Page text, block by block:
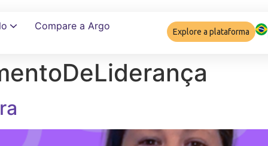
Compare a Argo
Explore a plataforma